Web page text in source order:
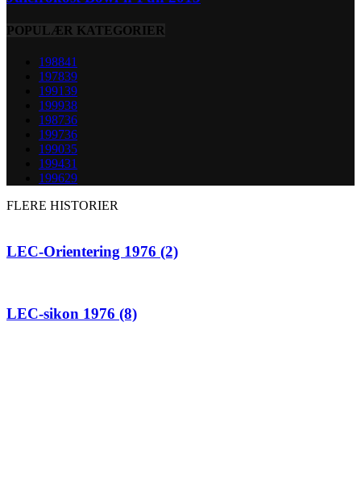
POPULÆR KATEGORIER
198841
197839
199139
199938
198736
199736
199035
199431
199629
FLERE HISTORIER
LEC-Orientering 1976 (2)
LEC-sikon 1976 (8)